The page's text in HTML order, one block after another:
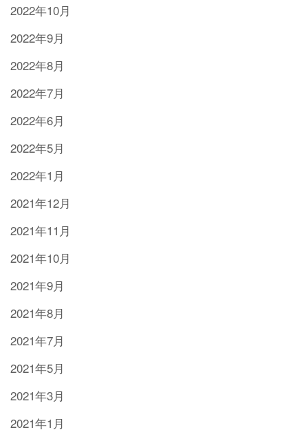
2022年10月
2022年9月
2022年8月
2022年7月
2022年6月
2022年5月
2022年1月
2021年12月
2021年11月
2021年10月
2021年9月
2021年8月
2021年7月
2021年5月
2021年3月
2021年1月